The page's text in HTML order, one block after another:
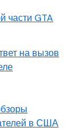
части GTA
на вызов
в США